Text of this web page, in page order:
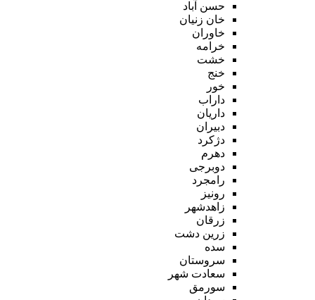
حسن آباد
خان زنیان
خاوران
خرامه
خشت
خنج
خور
داراب
داریان
دبیران
دژکرد
دهرم
دوبرجی
رامجرد
رونیز
زاهدشهر
زرقان
زرین دشت
سده
سروستان
سعادت شهر
سورمق